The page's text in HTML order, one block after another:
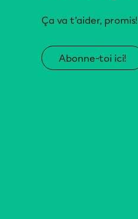
Ça va t’aider, promis!
Abonne-toi ici!